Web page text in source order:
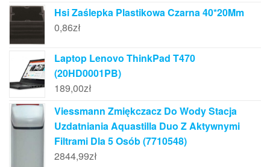
Hsi Zaślepka Plastikowa Czarna 40*20Mm
0,86zł
Laptop Lenovo ThinkPad T470
(20HD0001PB)
189,00zł
Viessmann Zmiękczacz Do Wody Stacja
Uzdatniania Aquastilla Duo Z Aktywnymi
Filtrami Dla 5 Osób (7710548)
2844,99zł